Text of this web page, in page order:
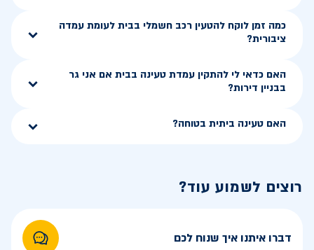
כמה זמן לוקח להטעין רכב חשמלי בבית לעומת עמדה
ציבורית?
האם כדאי לי להתקין עמדת טעינה בבית אם אני גר
בבניין דירות?
האם טעינה ביתית בטוחה?
רוצים לשמוע עוד?
דברו איתנו איך שנוח לכם